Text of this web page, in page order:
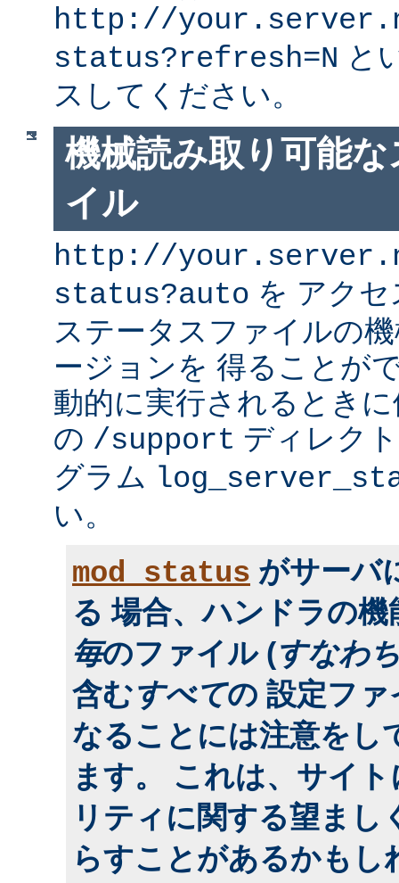
http://
status?refresh=N と
スしてください。
機械読み取り可能
イル
http://
status?auto を アク
ステータスファイルの
ージョンを 得ることが
動的に実行されるとき
の /support ディレク
グラム
い。
mod_status がサーバ
る 場合、ハンドラの
毎のファイル (すなわ
含むすべての 設定フ
なることには注意をし
ます。 これは、サイ
リティに関する望まし
らすことがあるかもし